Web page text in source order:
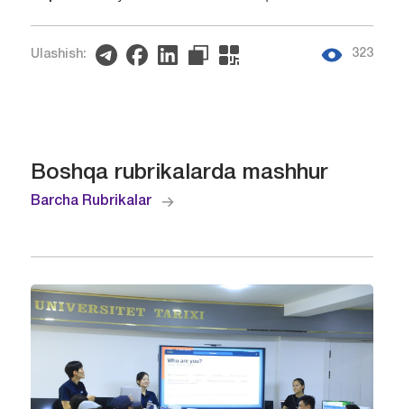
Ulashish: 323
Boshqa rubrikalarda mashhur
Barcha Rubrikalar